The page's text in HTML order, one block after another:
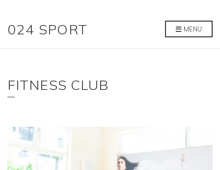
024 SPORT MENU
FITNESS CLUB